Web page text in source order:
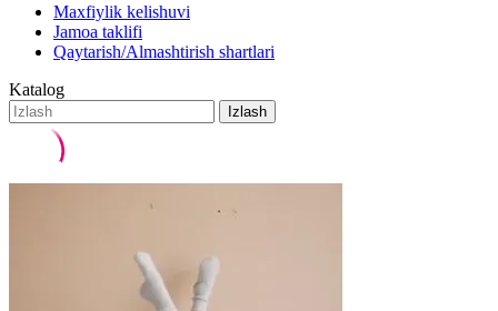
Maxfiylik kelishuvi
Jamoa taklifi
Qaytarish/Almashtirish shartlari
Katalog
Izlash